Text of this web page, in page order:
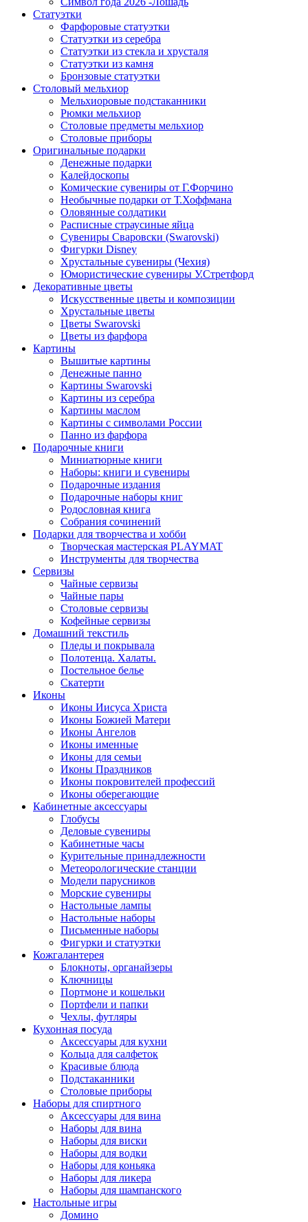
Статуэтки
Фарфоровые статуэтки
Статуэтки из серебра
Статуэтки из стекла и хрусталя
Статуэтки из камня
Бронзовые статуэтки
Столовый мельхиор
Мельхиоровые подстаканники
Рюмки мельхиор
Столовые предметы мельхиор
Столовые приборы
Оригинальные подарки
Денежные подарки
Калейдоскопы
Комические сувениры от Г.Форчино
Необычные подарки от Т.Хоффмана
Оловянные солдатики
Расписные страусиные яйца
Сувениры Сваровски (Swarovski)
Фигурки Disney
Хрустальные сувениры (Чехия)
Юмористические сувениры У.Стретфорд
Декоративные цветы
Искусственные цветы и композиции
Хрустальные цветы
Цветы Swarovski
Цветы из фарфора
Картины
Вышитые картины
Денежные панно
Картины Swarovski
Картины из серебра
Картины маслом
Картины с символами России
Панно из фарфора
Подарочные книги
Миниатюрные книги
Наборы: книги и сувениры
Подарочные издания
Подарочные наборы книг
Родословная книга
Собрания сочинений
Подарки для творчества и хобби
Творческая мастерская PLAYMAT
Инструменты для творчества
Cервизы
Чайные сервизы
Чайные пары
Столовые сервизы
Кофейные сервизы
Домашний текстиль
Пледы и покрывала
Полотенца. Халаты.
Постельное белье
Скатерти
Иконы
Иконы Иисуса Христа
Иконы Божией Матери
Иконы Ангелов
Иконы именные
Иконы для семьи
Иконы Праздников
Иконы покровителей профессий
Иконы оберегающие
Кабинетные аксессуары
Глобусы
Деловые сувениры
Кабинетные часы
Курительные принадлежности
Метеорологические станции
Модели парусников
Морские сувениры
Настольные лампы
Настольные наборы
Письменные наборы
Фигурки и статуэтки
Кожгалантерея
Блокноты, органайзеры
Ключницы
Портмоне и кошельки
Портфели и папки
Чехлы, футляры
Кухонная посуда
Аксессуары для кухни
Кольца для салфеток
Красивые блюда
Подстаканники
Столовые приборы
Наборы для спиртного
Аксессуары для вина
Наборы для вина
Наборы для виски
Наборы для водки
Наборы для коньяка
Наборы для ликера
Наборы для шампанского
Настольные игры
Домино